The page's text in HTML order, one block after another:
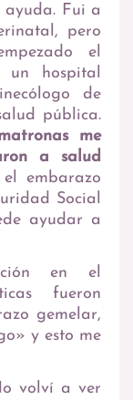
ayuda. Fui a
pero
el
un hospital
de
pública.
me
a salud
embarazo
Social
ayudar a
en el
fueron
gemelar,
y esto me
volví a ver